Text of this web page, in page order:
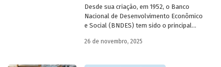
Desde sua criação, em 1952, o Banco
Nacional de Desenvolvimento Econômico
e Social (BNDES) tem sido o principal
brasileiro, ocupando um espaço central
momentos de crise, como as de 2008 e
26 de novembro, 2025